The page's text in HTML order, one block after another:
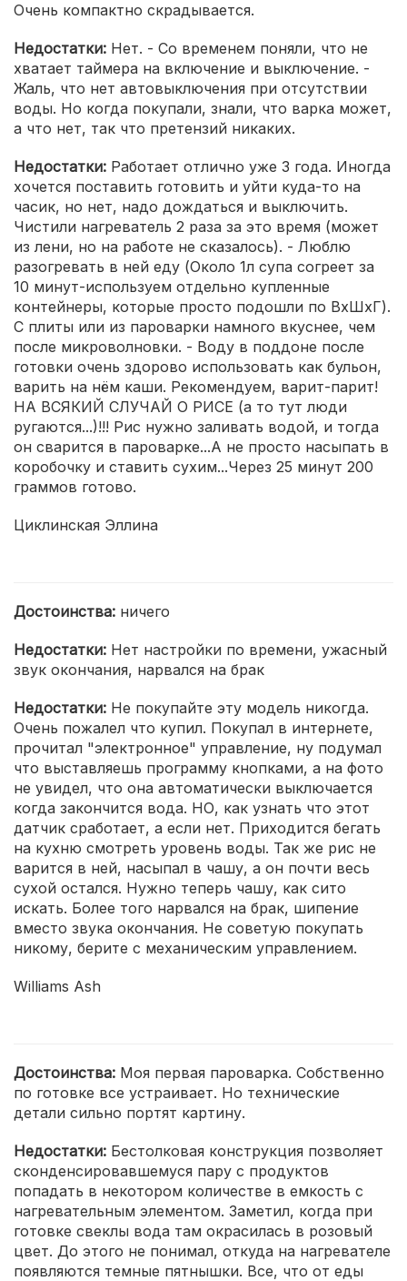
Очень компактно скрадывается.
Недостатки: Нет. - Со временем поняли, что не
хватает таймера на включение и выключение. -
Жаль, что нет автовыключения при отсутствии
воды. Но когда покупали, знали, что варка может,
а что нет, так что претензий никаких.
Недостатки: Работает отлично уже 3 года. Иногда
хочется поставить готовить и уйти куда-то на
часик, но нет, надо дождаться и выключить.
Чистили нагреватель 2 раза за это время (может
из лени, но на работе не сказалось). - Люблю
разогревать в ней еду (Около 1л супа согреет за
10 минут-используем отдельно купленные
контейнеры, которые просто подошли по ВхШхГ).
С плиты или из пароварки намного вкуснее, чем
после микроволновки. - Воду в поддоне после
готовки очень здорово использовать как бульон,
варить на нём каши. Рекомендуем, варит-парит!
НА ВСЯКИЙ СЛУЧАЙ О РИСЕ (а то тут люди
ругаются...)!!! Рис нужно заливать водой, и тогда
он сварится в пароварке...А не просто насыпать в
коробочку и ставить сухим...Через 25 минут 200
граммов готово.
Циклинская Эллина
Достоинства: ничего
Недостатки: Нет настройки по времени, ужасный
звук окончания, нарвался на брак
Недостатки: Не покупайте эту модель никогда.
Очень пожалел что купил. Покупал в интернете,
прочитал "электронное" управление, ну подумал
что выставляешь программу кнопками, а на фото
не увидел, что она автоматически выключается
когда закончится вода. НО, как узнать что этот
датчик сработает, а если нет. Приходится бегать
на кухню смотреть уровень воды. Так же рис не
варится в ней, насыпал в чашу, а он почти весь
сухой остался. Нужно теперь чашу, как сито
искать. Более того нарвался на брак, шипение
вместо звука окончания. Не советую покупать
никому, берите с механическим управлением.
Williams Ash
Достоинства: Моя первая пароварка. Собственно
по готовке все устраивает. Но технические
детали сильно портят картину.
Недостатки: Бестолковая конструкция позволяет
сконденсировавшемуся пару с продуктов
попадать в некотором количестве в емкость с
нагревательным элементом. Заметил, когда при
готовке свеклы вода там окрасилась в розовый
цвет. До этого не понимал, откуда на нагревателе
появляются темные пятнышки. Все, что от еды